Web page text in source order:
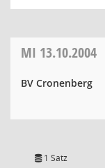
MI 13.10.2004
BV Cronenberg
1 Satz